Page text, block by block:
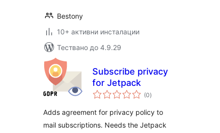
Bestony
10+ активни инсталации
Тествано до 4.9.29
Subscribe privacy
for Jetpack
(0общо
оценки
)
Adds agreement for privacy policy to
mail subscriptions. Needs the Jetpack